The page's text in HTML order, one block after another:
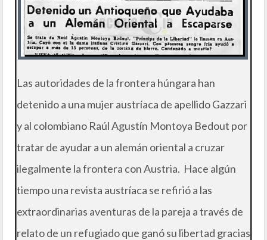
Las autoridades de la frontera húngara han
detenido a una mujer austríaca de apellido Gazzari
y al colombiano Raúl Agustín Montoya Bedout por
tratar de ayudar a un alemán oriental a cruzar
ilegalmente la frontera con Austria. Hace algún
tiempo una revista austríaca se refirió a las
extraordinarias aventuras de la pareja a través de
relato de un refugiado que ganó su libertad gracias